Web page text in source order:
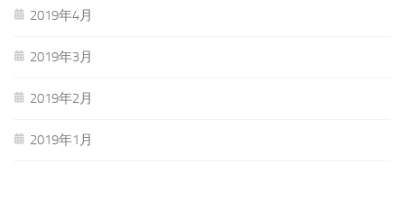
2019年4月
2019年3月
2019年2月
2019年1月